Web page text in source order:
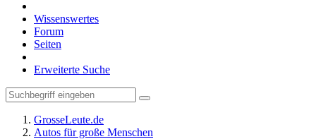
Wissenswertes
Forum
Seiten
Erweiterte Suche
GrosseLeute.de
Autos für große Menschen